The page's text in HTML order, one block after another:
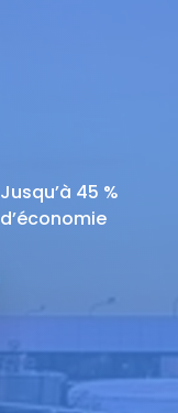
Jusqu’à 45 %
d’économie